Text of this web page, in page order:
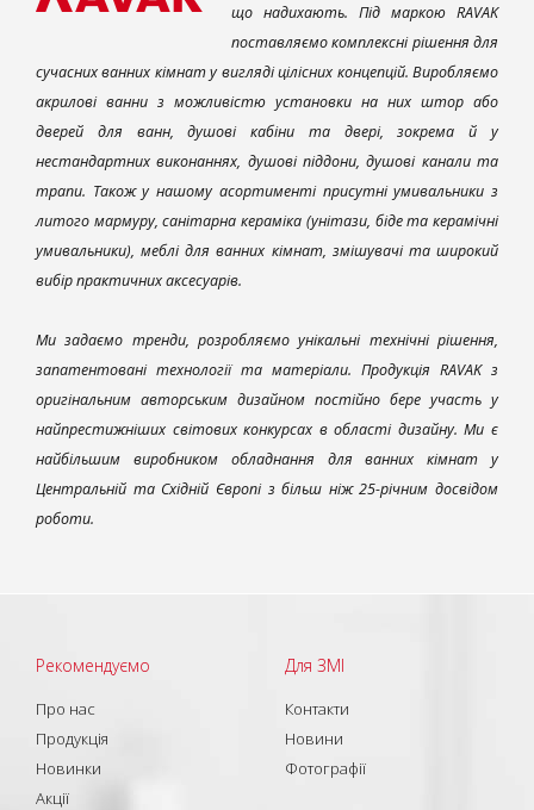
що надихають. Під маркою RAVAK
поставляємо комплексні рішення для
сучасних ванних кімнат у вигляді цілісних концепцій. Виробляємо
акрилові ванни з можливістю установки на них штор або
дверей для ванн, душові кабіни та двері, зокрема й у
нестандартних виконаннях, душові піддони, душові канали та
трапи. Також у нашому асортименті присутні умивальники з
литого мармуру, санітарна кераміка (унітази, біде та керамічні
умивальники), меблі для ванних кімнат, змішувачі та широкий
вибір практичних аксесуарів.
Ми задаємо тренди, розробляємо унікальні технічні рішення,
запатентовані технології та матеріали. Продукція RAVAK з
оригінальним авторським дизайном постійно бере участь у
найпрестижніших світових конкурсах в області дизайну. Ми є
найбільшим виробником обладнання для ванних кімнат у
Центральній та Східній Європі з більш ніж 25-річним досвідом
роботи.
Рекомендуємо
Про нас
Продукція
Новинки
Акції
Для ЗМІ
Контакти
Новини
Фотографії